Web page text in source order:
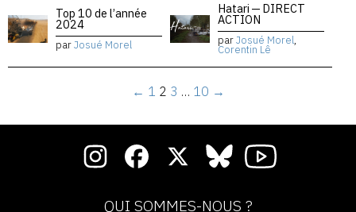
Top 10 de l’année
2024
parJosué Morel
Hatari — DIRECT
ACTION
parJosué Morel,
Corentin Lê
← 1 2 3 … 10 →
QUI SOMMES-NOUS ?